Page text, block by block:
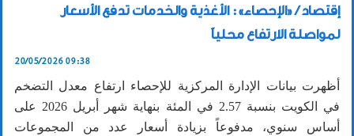
إقتصاد / «الإحصاء»: الأغذية والخدمات تدفع الأسعار
لمواصلة الارتفاع محلياً
20/05/2026 09:38
أظهرت بيانات الإدارة المركزية للإحصاء ارتفاع معدل التضخم
في الكويت بنسبة 2.57 في المئة بنهاية شهر أبريل 2026 على
أساس سنوي، مدفوعاً بزيادة أسعار عدد من المجموعات